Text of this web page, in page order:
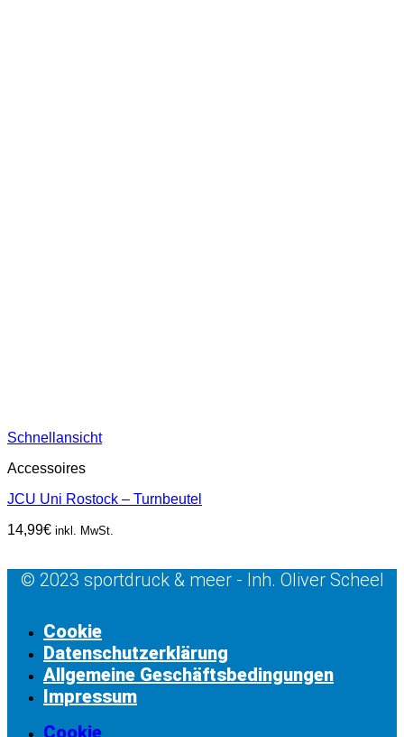
Schnellansicht
Accessoires
JCU Uni Rostock – Turnbeutel
14,99€ inkl. MwSt.
© 2023 sportdruck & meer - Inh. Oliver Scheel
Cookie
Datenschutzerklärung
Allgemeine Geschäftsbedingungen
Impressum